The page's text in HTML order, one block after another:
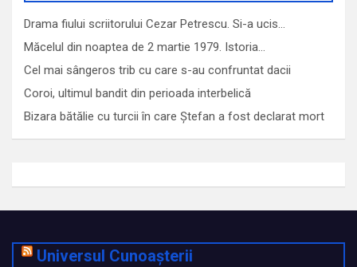
Drama fiului scriitorului Cezar Petrescu. Si-a ucis…
Măcelul din noaptea de 2 martie 1979. Istoria…
Cel mai sângeros trib cu care s-au confruntat dacii
Coroi, ultimul bandit din perioada interbelică
Bizara bătălie cu turcii în care Ștefan a fost declarat mort
Universul Cunoașterii